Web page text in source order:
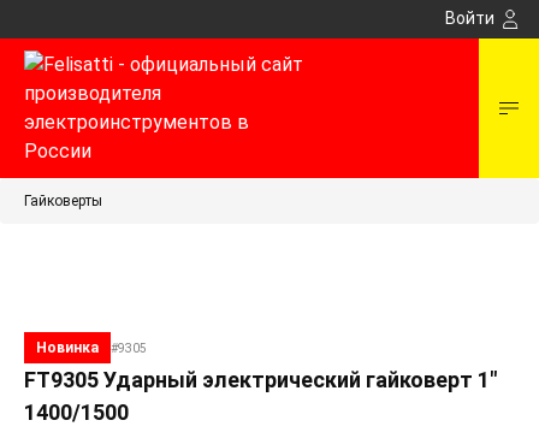
Войти
Гайковерты
Новинка #9305
FT9305 Ударный электрический гайковерт 1"
1400/1500